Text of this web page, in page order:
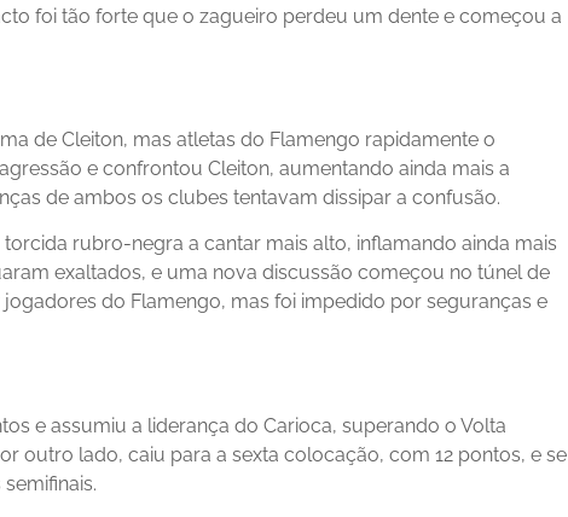
foi tão forte que o zagueiro perdeu um dente e começou a
de Cleiton, mas atletas do Flamengo rapidamente o
e confrontou Cleiton, aumentando ainda mais a
de ambos os clubes tentavam dissipar a confusão.
rubro-negra a cantar mais alto, inflamando ainda mais
exaltados, e uma nova discussão começou no túnel de
do Flamengo, mas foi impedido por seguranças e
e assumiu a liderança do Carioca, superando o Volta
outro lado, caiu para a sexta colocação, com 12 pontos, e se